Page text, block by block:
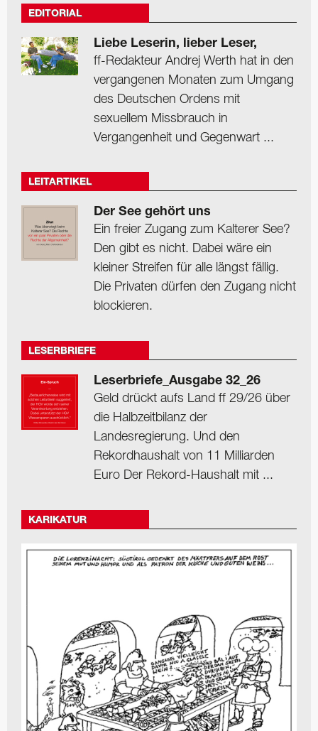
EDITORIAL
Liebe Leserin, lieber Leser,
ff-Redakteur Andrej Werth hat in den
vergangenen Monaten zum Umgang
des Deutschen Ordens mit
sexuellem Missbrauch in
Vergangenheit und Gegenwart ...
LEITARTIKEL
Der See gehört uns
Ein freier Zugang zum Kalterer See?
Den gibt es nicht. Dabei wäre ein
kleiner Streifen für alle längst fällig.
Die Privaten dürfen den Zugang nicht
blockieren.
LESERBRIEFE
Leserbriefe_Ausgabe 32_26
Geld drückt aufs Land ff 29/26 über
die Halbzeitbilanz der
Landesregierung. Und den
Rekordhaushalt von 11 Milliarden
Euro Der Rekord-Haushalt mit ...
KARIKATUR